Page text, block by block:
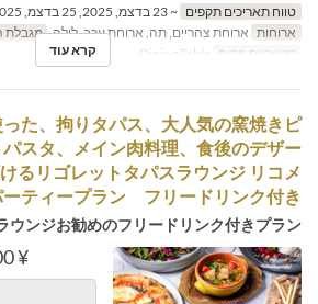
טווח תאריכים תקפים ~ 23 בדצמ, 2025, 25 בדצמ, 2025 ~
ארוחות ארוחת צהריים, תה, ארוחת ערב, לילה מגבלת
קטגוריית מקום
קרא עוד
た、拘りタパス、大人気の窯焼きピ
スタ、メイン肉料理、食後のデザー
るリゴレットタパスラウンジ リコメ
ーティープラン フリードリンク付き
ウンジお勧めのフリードリンク付きプラン！
¥ 7,000